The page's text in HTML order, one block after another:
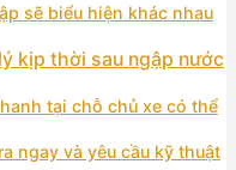
sẽ biểu hiện khác nhau
kịp thời sau ngập nước
tại chỗ chủ xe có thể
ngay và yêu cầu kỹ thuật